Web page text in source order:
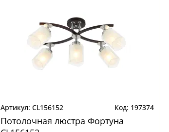
CL156152 197374
Потолочная люстра Фортуна